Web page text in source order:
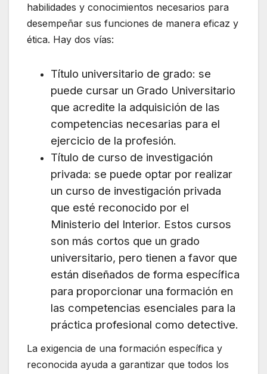
habilidades y conocimientos necesarios para
desempeñar sus funciones de manera eficaz y
ética. Hay dos vías:
Título universitario de grado: se
puede cursar un Grado Universitario
que acredite la adquisición de las
competencias necesarias para el
ejercicio de la profesión.
Título de curso de investigación
privada: se puede optar por realizar
un curso de investigación privada
que esté reconocido por el
Ministerio del Interior. Estos cursos
son más cortos que un grado
universitario, pero tienen a favor que
están diseñados de forma específica
para proporcionar una formación en
las competencias esenciales para la
práctica profesional como detective.
La exigencia de una formación específica y
reconocida ayuda a garantizar que todos los